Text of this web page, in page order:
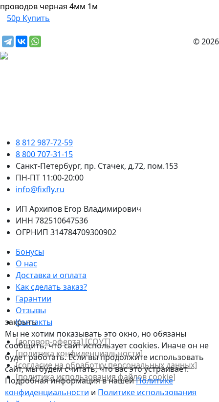
закрыть
Мы не хотим показывать это окно, но обязаны
сообщить, что сайт использует cookies. Иначе он не
будет работать. Если вы продолжите использовать
сайт, мы будем считать, что вас это устраивает.
Подробная информация в нашейПолитике
конфиденциальности и Политике использования
проводов черная 4мм 1м
50р Купить
© 2026
8 812 987-72-59
8 800 707-31-15
Санкт-Петербург, пр. Стачек, д.72, пом.153
ПН-ПТ 11:00-20:00
info@fixfly.ru
ИП Архипов Егор Владимирович
ИНН 782510647536
ОГРНИП 314784709300902
Бонусы
О нас
Доставка и оплата
Как сделать заказ?
Гарантии
Отзывы
Контакты
[договор-оферта] [СОУТ]
[политикa конфиденциальности]
[согласие на обработку персональных данных]
[политика использования файлов сookie]